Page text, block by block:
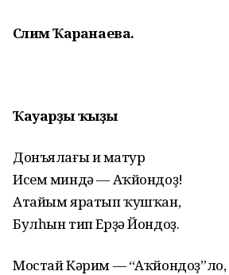
Сәлимә Ҡаранаева.
Ҡауарҙы ҡыҙы
Донъялағы иң матур
Исем миндә — Аҡйондоҙ!
Атайым яратып ҡушҡан,
Булһын тип Ерҙә Йондоҙ.
Мостай Кәрим — “Аҡйондоҙ”ло,